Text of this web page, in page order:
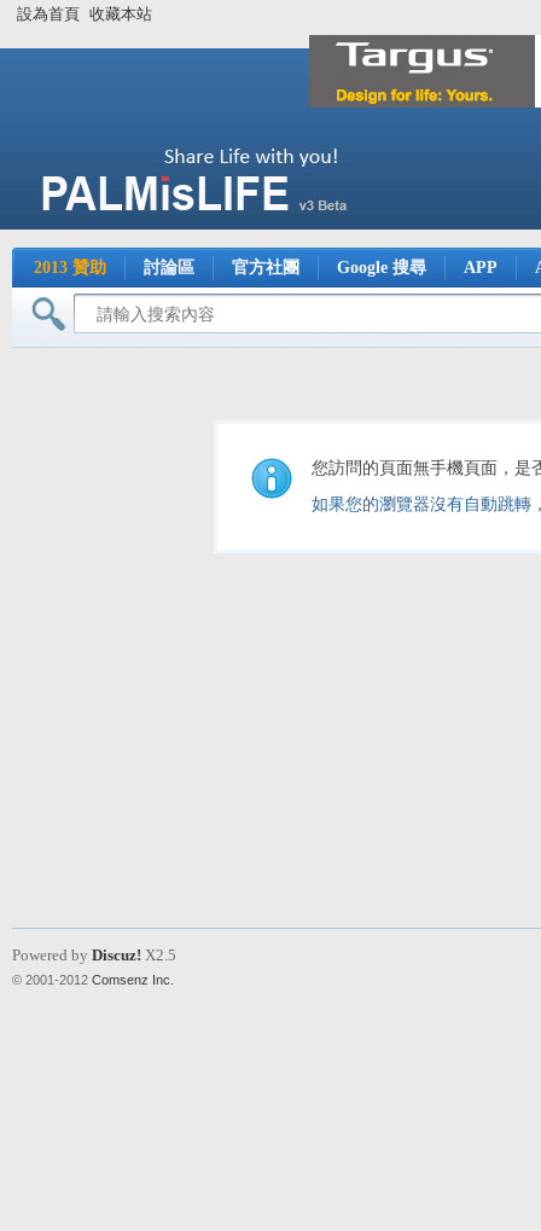
設為首頁 收藏本站
2013 贊助 討論區 官方社團 Google 搜尋 APP
您訪問的頁面無手機頁面，是
如果您的瀏覽器沒有自動跳轉
Powered by Discuz! X2.5
© 2001-2012 Comsenz Inc.